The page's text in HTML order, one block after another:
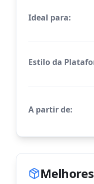
Ideal para:
Estilo da
A partir de: